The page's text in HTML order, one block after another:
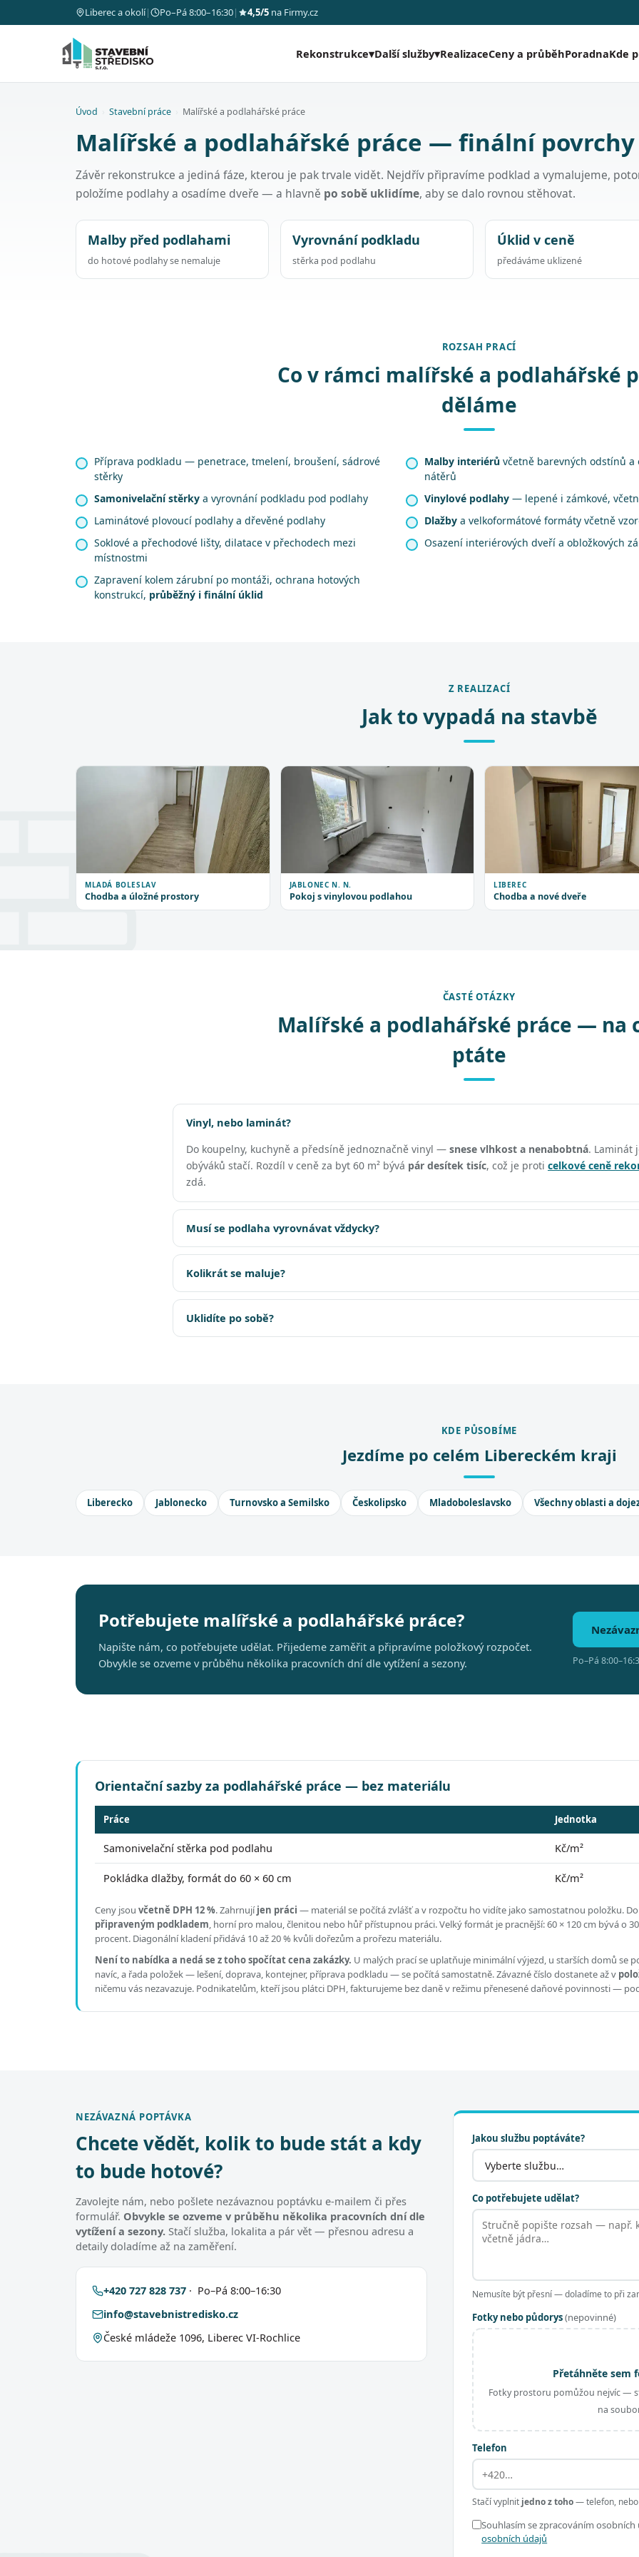
Liberec a okolí| Po–Pá 8:00–16:30| 4,5/5 na Firmy.cz
Rekonstrukce▾Další služby▾RealizaceCeny a průběhPoradnaKde
Úvod Stavební práce Malířské a podlahářské práce
Malířské a podlahářské práce — finální povrchy
Závěr rekonstrukce a jediná fáze, kterou je pak trvale vidět. Nejdřív připravíme podklad a vymalujeme,
položíme podlahy a osadíme dveře — a hlavně po sobě uklidíme, aby se dalo rovnou stěhovat.
Malby před podlahami
do hotové podlahy se nemaluje
Vyrovnání podkladu
stěrka pod podlahu
Úklid v ceně
předáváme uklizené
ROZSAH PRACÍ
Co v rámci malířské a podlahářské
děláme
Příprava podkladu — penetrace, tmelení, broušení, sádrové
stěrky
Malby interiérů včetně barevných odstínů
nátěrů
Samonivelační stěrky a vyrovnání podkladu pod podlahy Vinylové podlahy — lepené i zámkové,
Laminátové plovoucí podlahy a dřevěné podlahy
Dlažby a velkoformátové formáty včetně
Soklové a přechodové lišty, dilatace v přechodech mezi
místnostmi
Osazení interiérových dveří a obložkových
Zapravení kolem zárubní po montáži, ochrana hotových
konstrukcí, průběžný i finální úklid
Z REALIZACÍ
Jak to vypadá na stavbě
MLADÁ BOLESLAV
Chodba a úložné prostory
JABLONEC N. N.
Pokoj s vinylovou podlahou
LIBEREC
Chodba a nové dveře
ČASTÉ OTÁZKY
Malířské a podlahářské práce — na
ptáte
Vinyl, nebo laminát?
Do koupelny, kuchyně a předsíně jednoznačně vinyl — snese vlhkost a nenabobtná. Laminát
obýváků stačí. Rozdíl v ceně za byt 60 m² bývá pár desítek tisíc, což je proti celkové ceně
zdá.
Musí se podlaha vyrovnávat vždycky?
Kolikrát se maluje?
Uklidíte po sobě?
KDE PŮSOBÍME
Jezdíme po celém Libereckém kraji
Liberecko Jablonecko Turnovsko a Semilsko Českolipsko Mladoboleslavsko Všechny oblasti a
Potřebujete malířské a podlahářské práce?
Napište nám, co potřebujete udělat. Přijedeme zaměřit a připravíme položkový rozpočet.
Obvykle se ozveme v průběhu několika pracovních dní dle vytížení a sezony.
Po–Pá
Orientační sazby za podlahářské práce — bez materiálu
Práce Jednotka
Samonivelační stěrka pod podlahu Kč/m²
Pokládka dlažby, formát do 60 × 60 cm Kč/m²
Ceny jsou včetně DPH 12 %.Zahrnujíjen práci — materiál se počítá zvlášť a v rozpočtu ho vidíte jako samostatnou položku.
připraveným podkladem, horní pro malou, členitou nebo hůř přístupnou práci.Velký formát je pracnější: 60 × 120 cm bývá o
procent. Diagonální kladení přidává 10 až 20 % kvůli dořezům a prořezu materiálu.
Není to nabídka a nedá se z toho spočítat cena zakázky. U malých prací se uplatňuje minimální výjezd, u starších domů se
navíc, a řada položek — lešení, doprava, kontejner, příprava podkladu — se počítá samostatně. Závazné číslo dostanete až v
ničemu vás nezavazuje. Podnikatelům, kteří jsou plátci DPH, fakturujeme bez daně v režimu přenesené daňové povinnosti —
NEZÁVAZNÁ POPTÁVKA
Chcete vědět, kolik to bude stát a kdy
to bude hotové?
Zavolejte nám, nebo pošlete nezávaznou poptávku e-mailem či přes
formulář. Obvykle se ozveme v průběhu několika pracovních dní dle
vytížení a sezony. Stačí služba, lokalita a pár vět — přesnou adresu a
detaily doladíme až na zaměření.
+420 727 828 737 · Po–Pá 8:00–16:30
info@stavebnistredisko.cz
České mládeže 1096, Liberec VI-Rochlice
Jakou službu poptáváte?
Co potřebujete udělat?
Nemusíte být přesní — doladíme to při
Fotky nebo půdorys(nepovinné)
Přetáhněte sem
Fotky prostoru pomůžou nejvíc —
na
Telefon
Stačí vyplnit jedno z toho— telefon,
Souhlasím se zpracováním
osobních údajů